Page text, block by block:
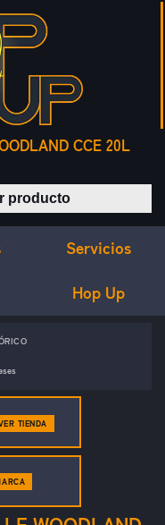
CCE 20L
productos
Servicios
Hop Up
TIENDA